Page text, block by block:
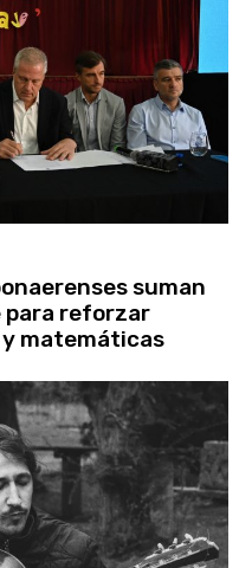
suman
para reforzar
matemáticas